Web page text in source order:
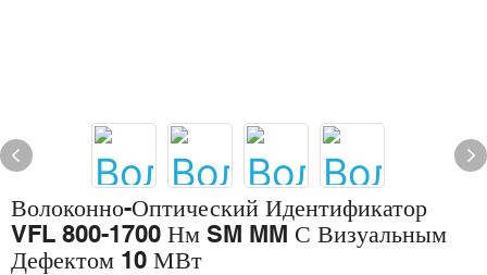
Волоконно-Оптический Идентификатор
VFL 800-1700 Нм SM MM С Визуальным
Дефектом 10 МВт